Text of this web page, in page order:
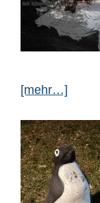
[mehr…]